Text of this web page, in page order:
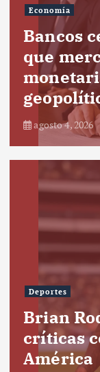
Economía
Bancos
que
agosto 4, 2026
Deportes
Brian
críticas
América